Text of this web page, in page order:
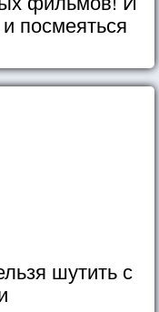
посмеяться
шутить с